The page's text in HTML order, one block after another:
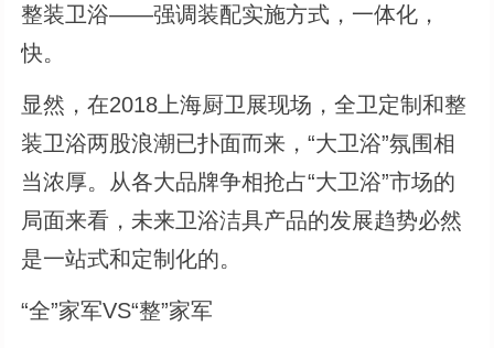
整装卫浴——强调装配实施方式，一体化，
快。
显然，在2018上海厨卫展现场，全卫定制和整
装卫浴两股浪潮已扑面而来，“大卫浴”氛围相
当浓厚。从各大品牌争相抢占“大卫浴”市场的
局面来看，未来卫浴洁具产品的发展趋势必然
是一站式和定制化的。
“全”家军VS“整”家军